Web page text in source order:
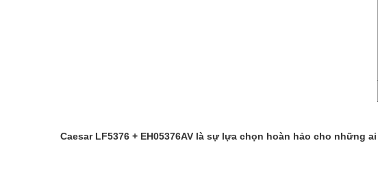
Caesar LF5376 + EH05376AV là sự lựa chọn hoàn hảo cho